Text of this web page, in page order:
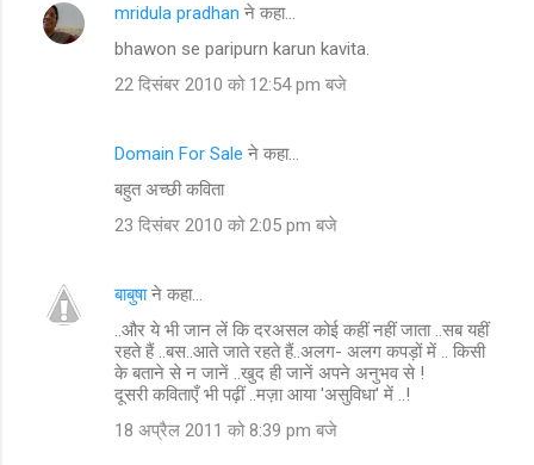
mridula pradhan ने कहा…
bhawon se paripurn karun kavita.
22 दिसंबर 2010 को 12:54 pm बजे
Domain For Sale ने कहा…
बहुत अच्छी कविता
23 दिसंबर 2010 को 2:05 pm बजे
बाबुषाने कहा…
..और ये भी जान लें कि दरअसल कोई कहीं नहीं जाता ..सब यहीं
रहते हैं ..बस..आते जाते रहते हैं..अलग- अलग कपड़ों में .. किसी
के बताने से न जानें ..खुद ही जानें अपने अनुभव से !
दूसरी कविताएँ भी पढ़ीं ..मज़ा आया 'असुविधा' में ..!
18 अप्रैल 2011 को 8:39 pm बजे